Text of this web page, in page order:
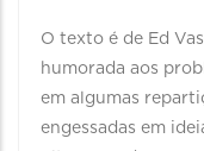
O texto é de Ed
humorada aos
em algumas
engessadas em